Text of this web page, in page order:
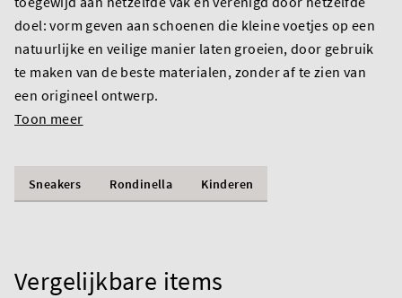
doel: vorm geven aan schoenen die kleine voetjes op een
natuurlijke en veilige manier laten groeien, door gebruik
te maken van de beste materialen, zonder af te zien van
een origineel ontwerp.
Toon meer
Sneakers Rondinella Kinderen
Vergelijkbare items